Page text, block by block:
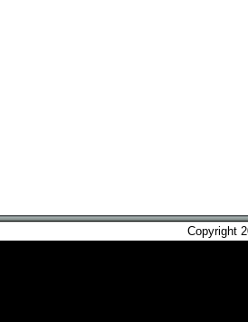
Copyright